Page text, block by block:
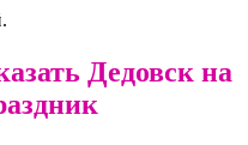
Дедовск на